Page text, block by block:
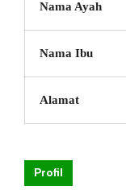
Nama Ayah
Nama Ibu
Alamat
Profil